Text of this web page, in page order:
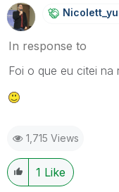
In response to
Foi o que eu citei na
1,715 Views
1 Like